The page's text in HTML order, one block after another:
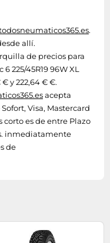
.
allí.
de precios para
225/45R19 96W XL
€ y 222,64 € €.
acepta
Visa, Mastercard
es de entre Plazo
inmediatamente
de